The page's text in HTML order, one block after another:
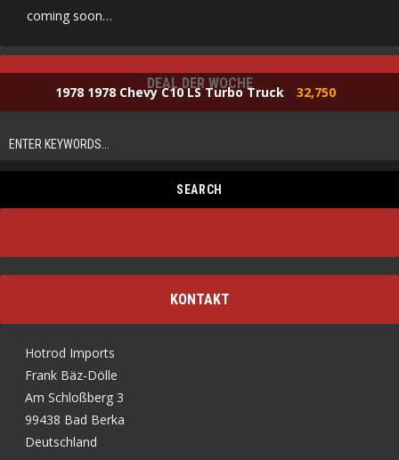
coming soon…
DEAL DER WOCHE
1978 1978 Chevy C10 LS Turbo Truck 32,750
KONTAKT
Hotrod Imports
Frank Bäz-Dölle
Am Schloßberg 3
99438 Bad Berka
Deutschland